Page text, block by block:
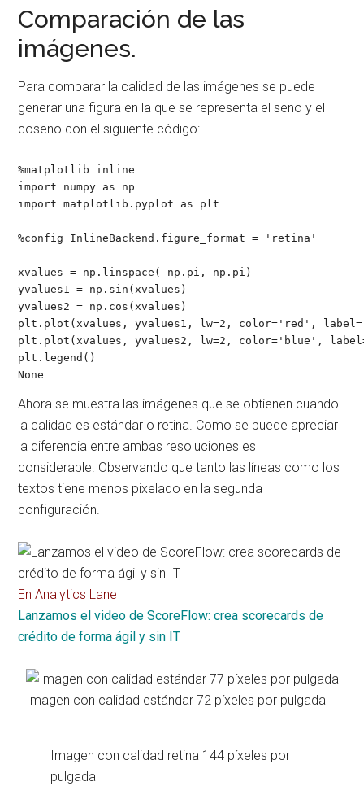
Comparación de las
imágenes.
Para comparar la calidad de las imágenes se puede
generar una figura en la que se representa el seno y el
coseno con el siguiente código:
%matplotlib inline
import numpy as np
import matplotlib.pyplot as plt
%config InlineBackend.figure_format = 'retina'
xvalues = np.linspace(-np.pi, np.pi)
yvalues1 = np.sin(xvalues)
yvalues2 = np.cos(xvalues)
plt.plot(xvalues, yvalues1, lw=2, color='red',
plt.plot(xvalues, yvalues2, lw=2, color='blue',
plt.legend()
None
Ahora se muestra las imágenes que se obtienen cuando
la calidad es estándar o retina. Como se puede apreciar
la diferencia entre ambas resoluciones es
considerable. Observando que tanto las líneas como los
textos tiene menos pixelado en la segunda
configuración.
En Analytics Lane
Lanzamos el video de ScoreFlow: crea scorecards de
crédito de forma ágil y sin IT
Imagen con calidad estándar 72 píxeles por pulgada
Imagen con calidad retina 144 píxeles por
pulgada